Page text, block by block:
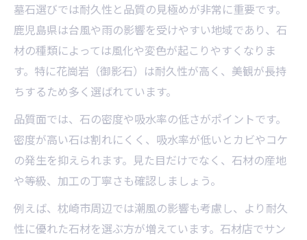
墓石の品質と価格を見極める比較方法
墓石の見積もりで分かるコスト配分とは
墓石選びで納得できる予算計画の立て方
地域習慣に配慮した墓石を選ぶには
墓石選びで地域の慣習を尊重する方法
墓石の色と宗教的配慮のポイントを解説
墓石選定時に地域特有のルールを確認
墓石のデザインと地域独自の慣習の関係
墓石選びで家族や親族の意見をまとめる
墓石選びでは耐久性と品質の見極めが非常に重要です。
鹿児島県は台風や雨の影響を受けやすい地域であり、石
材の種類によっては風化や変色が起こりやすくなりま
す。特に花崗岩（御影石）は耐久性が高く、美観が長持
ちするため多く選ばれています。
品質面では、石の密度や吸水率の低さがポイントです。
密度が高い石は割れにくく、吸水率が低いとカビやコケ
の発生を抑えられます。見た目だけでなく、石材の産地
や等級、加工の丁寧さも確認しましょう。
例えば、枕崎市周辺では潮風の影響も考慮し、より耐久
性に優れた石材を選ぶ方が増えています。石材店でサン